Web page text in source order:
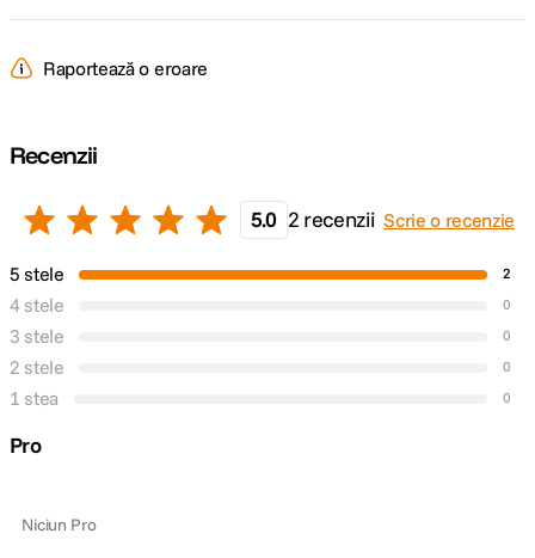
Raportează o eroare
Recenzii
5.0 2 recenzii Scrie o recenzie
5 stele 2
4 stele 0
3 stele 0
2 stele 0
1 stea 0
Pro
Niciun Pro